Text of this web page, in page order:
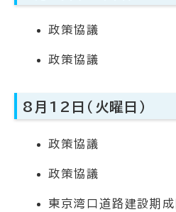
政策協議
政策協議
8月12日（火曜日）
政策協議
政策協議
東京湾口道路建設期